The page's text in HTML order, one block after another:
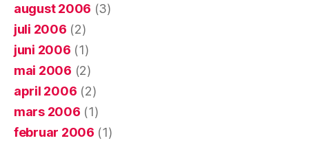
august 2006 (3)
juli 2006 (2)
juni 2006 (1)
mai 2006 (2)
april 2006 (2)
mars 2006 (1)
februar 2006 (1)